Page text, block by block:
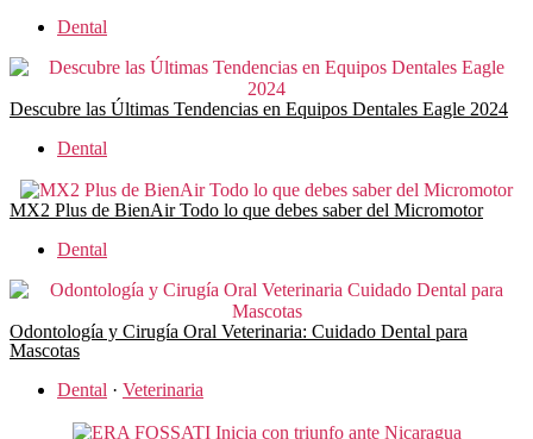
Dental
Descubre las Últimas Tendencias en Equipos Dentales Eagle 2024
Dental
MX2 Plus de BienAir Todo lo que debes saber del Micromotor
Dental
Odontología y Cirugía Oral Veterinaria: Cuidado Dental para
Mascotas
Dental · Veterinaria